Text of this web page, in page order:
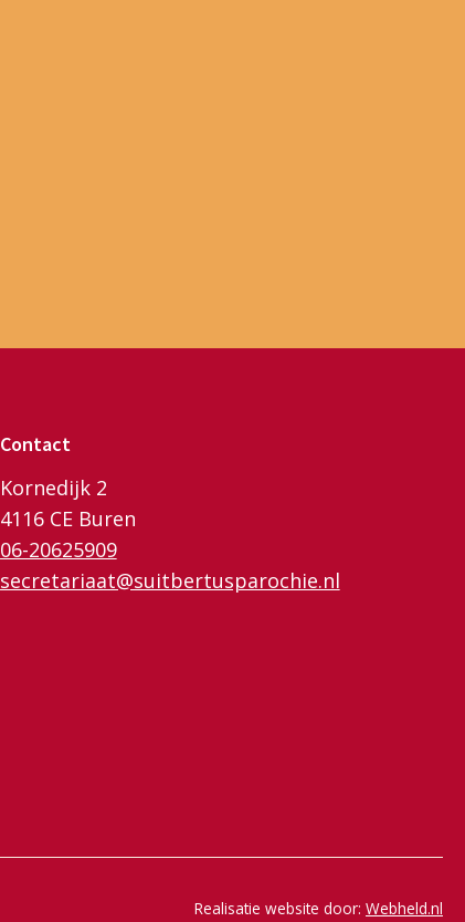
Contact
Kornedijk 2
4116 CE Buren
06-20625909
secretariaat@suitbertusparochie.nl
Realisatie website door: Webheld.nl